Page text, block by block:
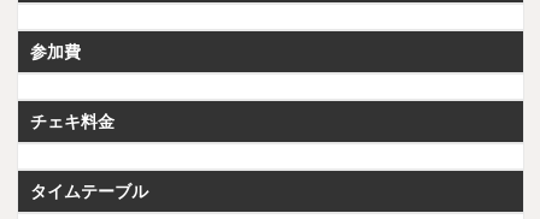
参加費
チェキ料金
タイムテーブル